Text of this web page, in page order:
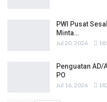
PWI Pusat
Minta…
Jul 20, 2026
Penguatan AD/
PO
Jul 16, 2026